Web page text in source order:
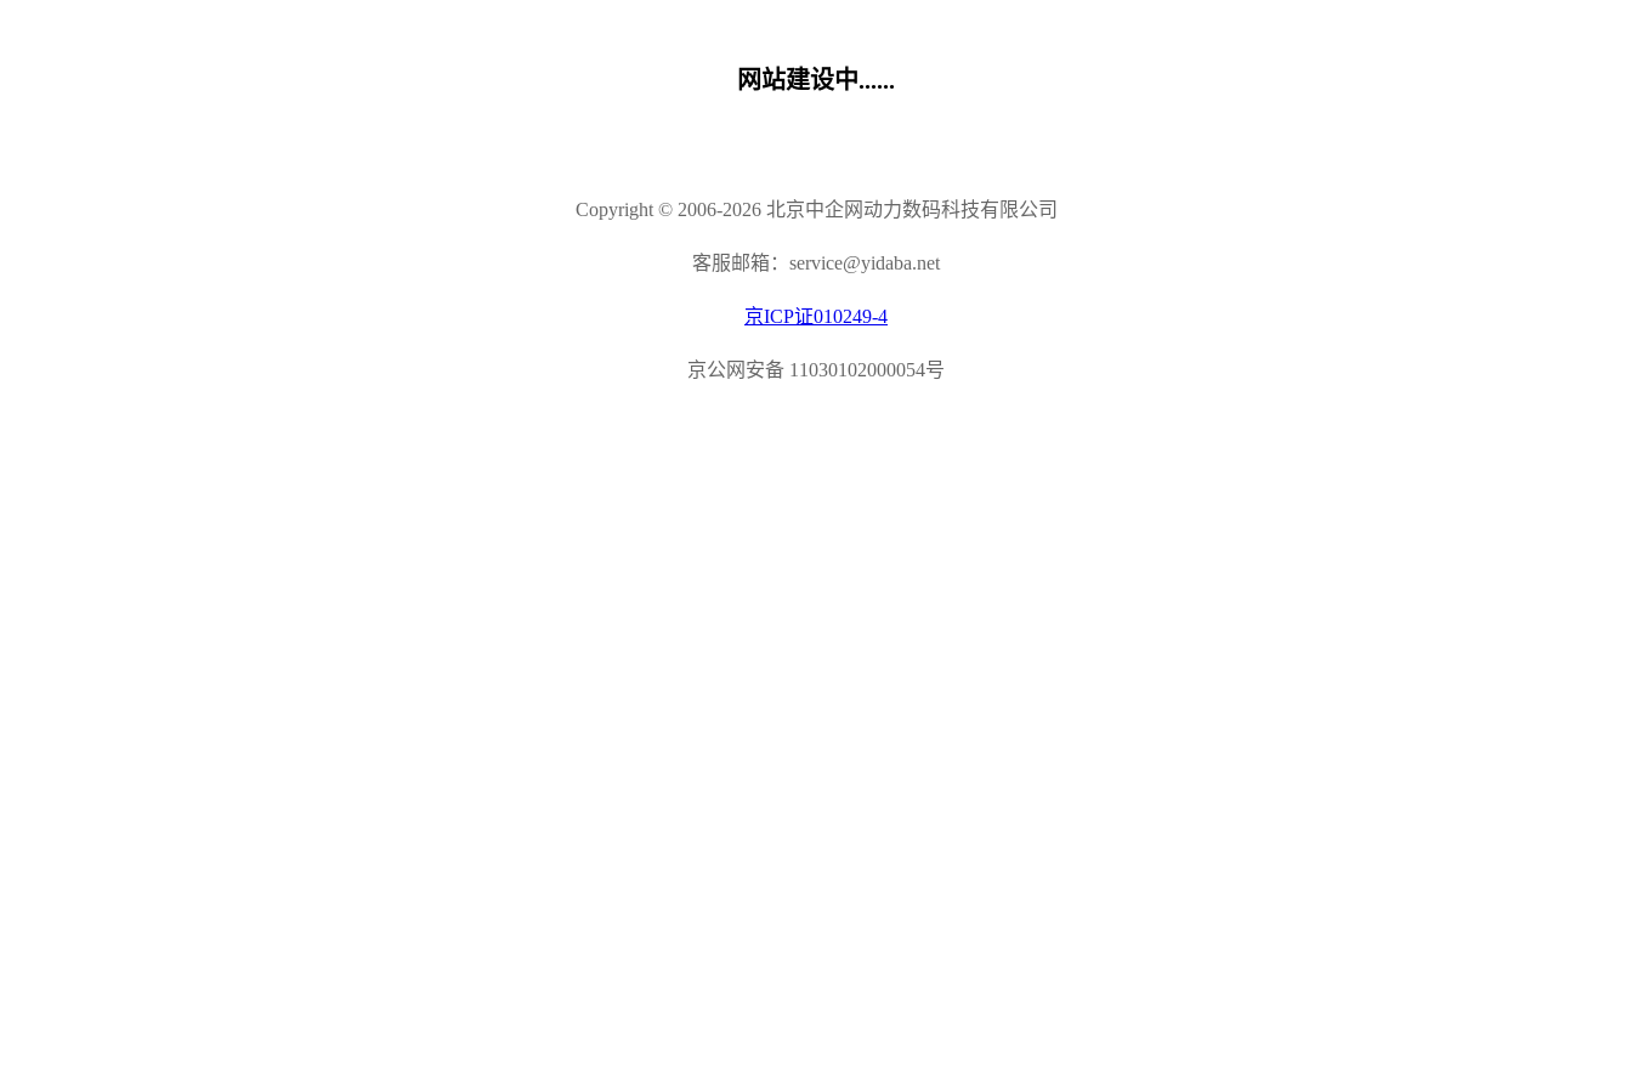
网站建设中......
Copyright © 2006-2026 北京中企网动力数码科技有限公司
客服邮箱：service@yidaba.net
京ICP证010249-4
京公网安备 11030102000054号